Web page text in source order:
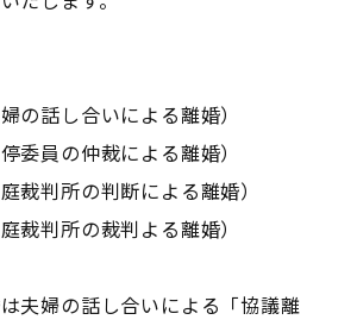
の話し合いによる離婚）
委員の仲裁による離婚）
裁判所の判断による離婚）
裁判所の裁判よる離婚）
夫婦の話し合いによる「協議離